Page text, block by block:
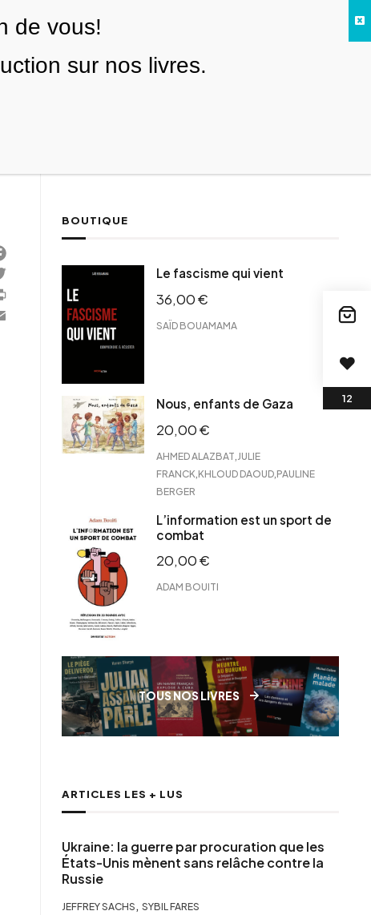
BOUTIQUE
Le fascisme qui vient
36,00€
SAÏD BOUAMAMA
Nous, enfants de Gaza
20,00€
AHMED ALAZBAT JULIE
FRANCK KHLOUD DAOUD PAULINE
BERGER
L’information est un sport de
combat
20,00€
ADAM BOUITI
TOUS NOS LIVRES
ARTICLES LES + LUS
Ukraine: la guerre par procuration que les
États-Unis mènent sans relâche contre la
Russie
JEFFREY SACHS , SYBIL FARES
de vous!
sur nos livres.